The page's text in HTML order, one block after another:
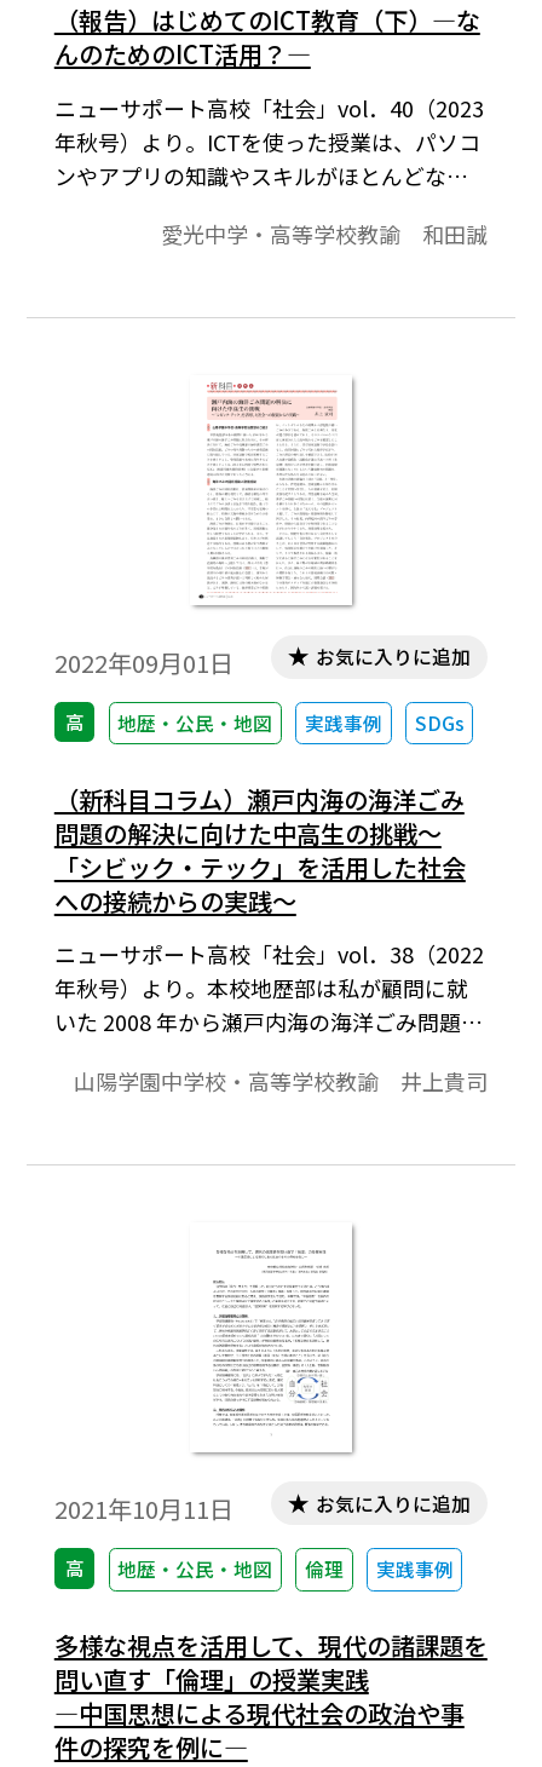
（報告）はじめてのICT教育（下）―な
んのためのICT活用？―
ニューサポート高校「社会」vol．40（2023
年秋号）より。ICTを使った授業は、パソコ
ンやアプリの知識やスキルがほとんどなく
かどうかという教師側のマインドの問題が
マインドをベースにしながら、前回より少
愛光中学・高等学校教諭 和田誠
2022年09月01日
高 地歴・公民・地図 実践事例 SDGs
お気に入りに追加
（新科目コラム）瀬戸内海の海洋ごみ
問題の解決に向けた中高生の挑戦～
「シビック・テック」を活用した社会
への接続からの実践～
ニューサポート高校「社会」vol．38（2022
年秋号）より。本校地歴部は私が顧問に就
いた 2008 年から瀬戸内海の海洋ごみ問題に
島嶼部の海岸漂着ごみの回収活動、ごみの
る。回収活動で現在堆積するごみを減らす
らすことは、2015 年に国連で提唱された
SDGs（持続可能な開発目標）に先駆けた目
標達成に向けた実践であったと考える。
山陽学園中学校・高等学校教諭 井上貴司
2021年10月11日
高 地歴・公民・地図 倫理 実践事例
お気に入りに追加
多様な視点を活用して、現代の諸課題を
問い直す「倫理」の授業実践
―中国思想による現代社会の政治や事
件の探究を例に―